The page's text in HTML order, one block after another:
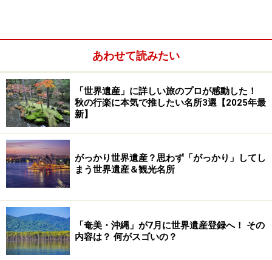
＜危機遺産から削除＞
■ガラパゴス諸島
Galapagos Islands
エクアドル、1978年、2001年拡大、(vii)(viii)(ix)(x)
2007年、外来種の侵入、観光客の増加、漁業の拡大等に
あわせて読みたい
「世界遺産」に詳しい旅のプロが感動した！
秋の行楽に本気で推したい名所3選【2025年最
新】
がっかり世界遺産？思わず「がっかり」してし
まう世界遺産＆観光名所
「奄美・沖縄」が7月に世界遺産登録へ！ その
内容は？ 何がスゴいの？